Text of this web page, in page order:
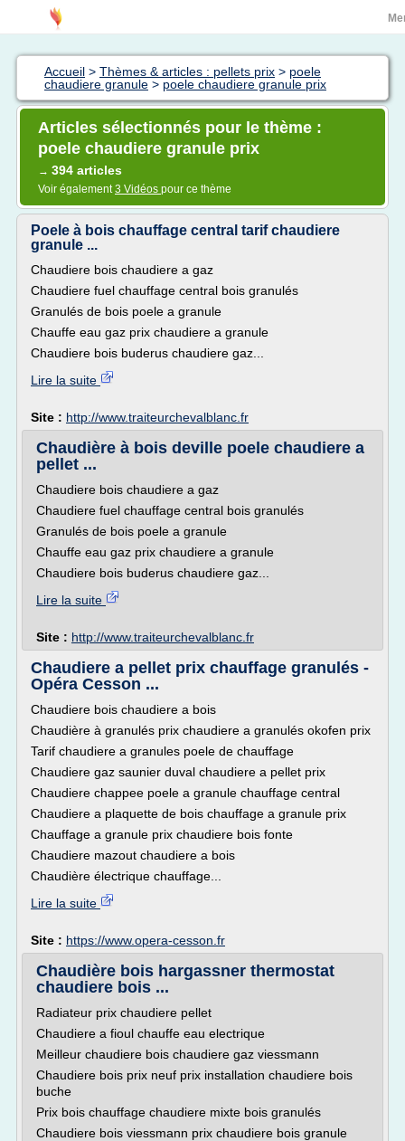
Accueil > Thèmes & articles : pellets prix > poele
chaudiere granule > poele chaudiere granule prix
Articles sélectionnés pour le thème :
poele chaudiere granule prix
→ 394 articles
Voir également3 Vidéos pour ce thème
Poele à bois chauffage central tarif chaudiere
granule ...
Chaudiere bois chaudiere a gaz
Chaudiere fuel chauffage central bois granulés
Granulés de bois poele a granule
Chauffe eau gaz prix chaudiere a granule
Chaudiere bois buderus chaudiere gaz...
Lire la suite
Site : http://www.traiteurchevalblanc.fr
Chaudière à bois deville poele chaudiere a
pellet ...
Chaudiere bois chaudiere a gaz
Chaudiere fuel chauffage central bois granulés
Granulés de bois poele a granule
Chauffe eau gaz prix chaudiere a granule
Chaudiere bois buderus chaudiere gaz...
Lire la suite
Site : http://www.traiteurchevalblanc.fr
Chaudiere a pellet prix chauffage granulés -
Opéra Cesson ...
Chaudiere bois chaudiere a bois
Chaudière à granulés prix chaudiere a granulés okofen prix
Tarif chaudiere a granules poele de chauffage
Chaudiere gaz saunier duval chaudiere a pellet prix
Chaudiere chappee poele a granule chauffage central
Chaudiere a plaquette de bois chauffage a granule prix
Chauffage a granule prix chaudiere bois fonte
Chaudiere mazout chaudiere a bois
Chaudière électrique chauffage...
Lire la suite
Site : https://www.opera-cesson.fr
Chaudière bois hargassner thermostat
chaudiere bois ...
Radiateur prix chaudiere pellet
Chaudiere a fioul chauffe eau electrique
Meilleur chaudiere bois chaudiere gaz viessmann
Chaudiere bois prix neuf prix installation chaudiere bois
buche
Prix bois chauffage chaudiere mixte bois granulés
Chaudiere bois viessmann prix chaudiere bois granule